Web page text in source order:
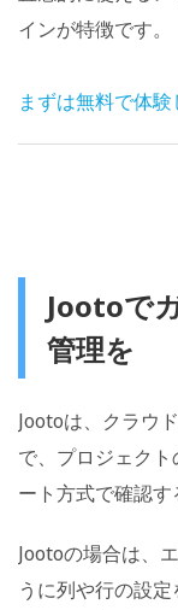
インが特徴です。
まずは無料で体験
Jootoで
管理を
Jootoは、クラウ
で、プロジェク
ート方式で確認す
Jootoの場合は、
うに列や行の設